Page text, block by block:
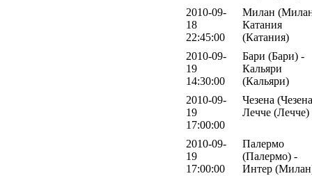
2010-09-
18
22:45:00
Милан
Катания
(Катания)
2010-09-
19
14:30:00
Бари (Бари) -
Кальяри
(Кальяри)
2010-09-
19
17:00:00
Чезена
Лечче (Лечче)
2010-09-
19
17:00:00
Палермо
(Палермо) -
Интер